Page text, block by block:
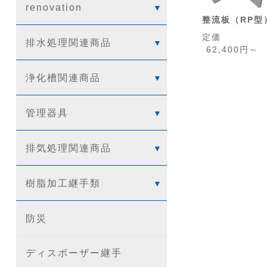
整流板（RP型
定価
62,400円～
renovation
排水処理関連商品
浄化槽関連商品
管理器具
排気処理関連商品
樹脂加工継手類
防災
ディスポーザー継手